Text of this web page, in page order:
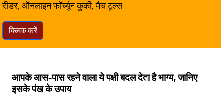
रीडर, ऑनलाइन फॉर्च्यून कुकी, मैच टूल्स
क्लिक करें
आपके आस-पास रहने वाला ये पक्षी बदल देता है भाग्य, जानिए
इसके पंख के उपाय